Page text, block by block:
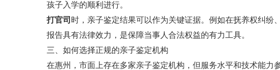
孩子入学的顺利进行。
打官司 时，亲子鉴定结果可以作为关键证据。例如在抚养权纠
报告具有法律效力，是保障当事人合法权益的有力工具。
三、如何选择正规的亲子鉴定机构
在惠州，市面上存在多家亲子鉴定机构，但服务水平和技术能